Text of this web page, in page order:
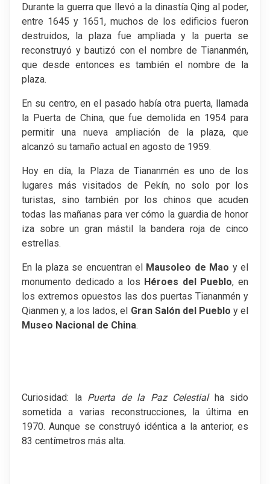
Durante la guerra que llevó a la dinastía Qing al poder,
entre 1645 y 1651, muchos de los edificios fueron
destruidos, la plaza fue ampliada y la puerta se
reconstruyó y bautizó con el nombre de Tiananmén,
que desde entonces es también el nombre de la
plaza.
En su centro, en el pasado había otra puerta, llamada
la Puerta de China, que fue demolida en 1954 para
permitir una nueva ampliación de la plaza, que
alcanzó su tamaño actual en agosto de 1959.
Hoy en día, la Plaza de Tiananmén es uno de los
lugares más visitados de Pekín, no solo por los
turistas, sino también por los chinos que acuden
todas las mañanas para ver cómo la guardia de honor
iza sobre un gran mástil la bandera roja de cinco
estrellas.
En la plaza se encuentran el Mausoleo de Mao y el
monumento dedicado a los Héroes del Pueblo, en
los extremos opuestos las dos puertas Tiananmén y
Qianmen y, a los lados, el Gran Salón del Pueblo y el
Museo Nacional de China.
Curiosidad: laPuerta de la Paz Celestialha sido
sometida a varias reconstrucciones, la última en
1970. Aunque se construyó idéntica a la anterior, es
83 centímetros más alta.